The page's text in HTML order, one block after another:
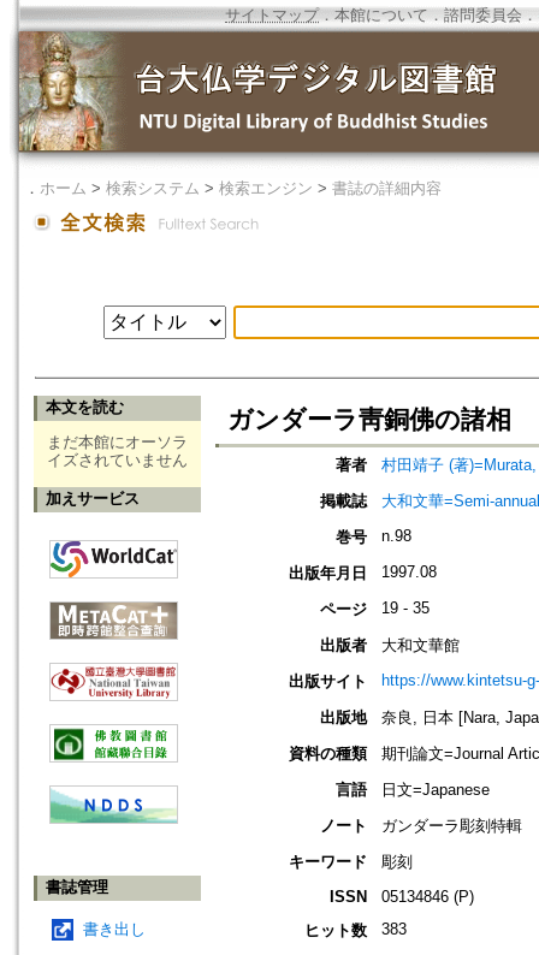
サイトマップ．本館について ． 諮問委員会 ．
． ホーム > 検索システム > 検索エンジン > 書誌の詳細内容
本文を読む
まだ本館にオーソラ
イズされていません
加えサービス
書誌管理
書き出し
ガンダーラ靑銅佛の諸相
著者
村田靖子 (著
掲載誌
大和文華=Semi-
巻号
n.98
出版年月日 1997.08
ページ 19 - 35
出版者
大和文華館
出版サイト
https://www.kintetsu-
出版地
奈良, 日本 [Nara,
資料の種類
期刊論文=Journal
言語
日文=Japanese
ノート
ガンダーラ彫刻特輯
キーワード
彫刻
ISSN
05134846 (P)
ヒット数
383